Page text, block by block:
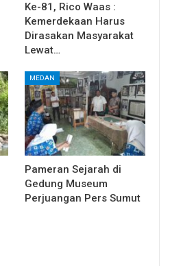
Ke-81, Rico Waas :
Kemerdekaan Harus
Dirasakan Masyarakat
Lewat…
MEDAN
Pameran Sejarah di
Gedung Museum
Perjuangan Pers Sumut